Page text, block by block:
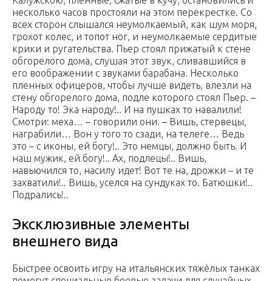
несколько часов простояли на этом перекрестке. Со
всех сторон слышался неумолкаемый, как шум моря,
грохот колес, и топот ног, и неумолкаемые сердитые
крики и ругательства. Пьер стоял прижатый к стене
обгорелого дома, слушая этот звук, сливавшийся в
его воображении с звуками барабана. Несколько
пленных офицеров, чтобы лучше видеть, влезли на
стену обгорелого дома, подле которого стоял Пьер. –
Народу то! Эка народу!.. И на пушках то навалили!
Смотри: меха… – говорили они. – Вишь, стервецы,
награбили… Вон у того то сзади, на телеге… Ведь
это – с иконы, ей богу!.. Это немцы, должно быть. И
наш мужик, ей богу!.. Ах, подлецы!.. Вишь,
навьючился то, насилу идет! Вот те на, дрожки – и те
захватили!.. Вишь, уселся на сундуках то. Батюшки!..
Подрались!..
Эксклюзивные элементы
внешнего вида
Быстрее освоить игру на итальянских тяжёлых танках